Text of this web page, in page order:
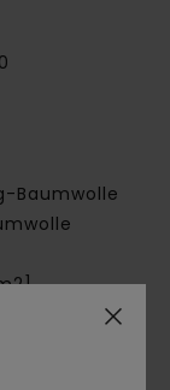
Baumwolle